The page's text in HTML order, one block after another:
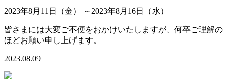
2023年8月11日（金） ～2023年8月16日（水）
皆さまには大変ご不便をおかけいたしますが、何卒ご理解の
ほどお願い申し上げます。
2023.08.09